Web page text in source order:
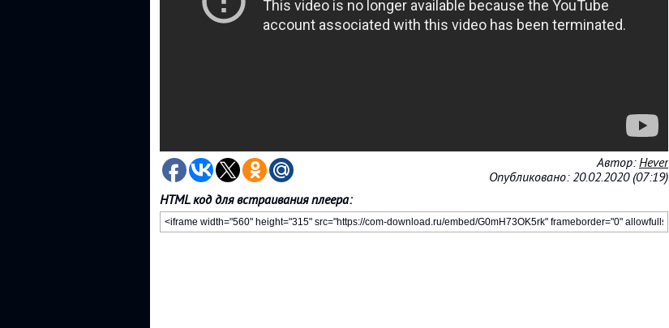
Автор:Hever
Опубликовано: 20.02.2020 (07:19)
HTML код для встраивания плеера: